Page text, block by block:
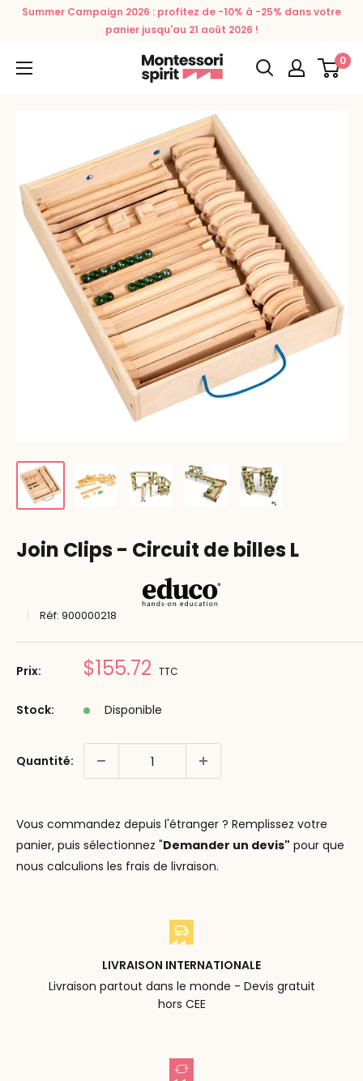
PasserSummer Campaign 2026 : profitez de -10% à -25% dans votre
panier jusqu'au 21 août 2026 !
Montessori
Spirit
0
Join Clips - Circuit de billes L
Réf: 900000218
Prix: Prix
$155.72 TTC
Stock: Disponible
Quantité:
Vous commandez depuis l'étranger ? Remplissez votre
panier, puis sélectionnez "Demander un devis" pour que
nous calculions les frais de livraison.
LIVRAISON INTERNATIONALE
Livraison partout dans le monde - Devis gratuit
hors CEE